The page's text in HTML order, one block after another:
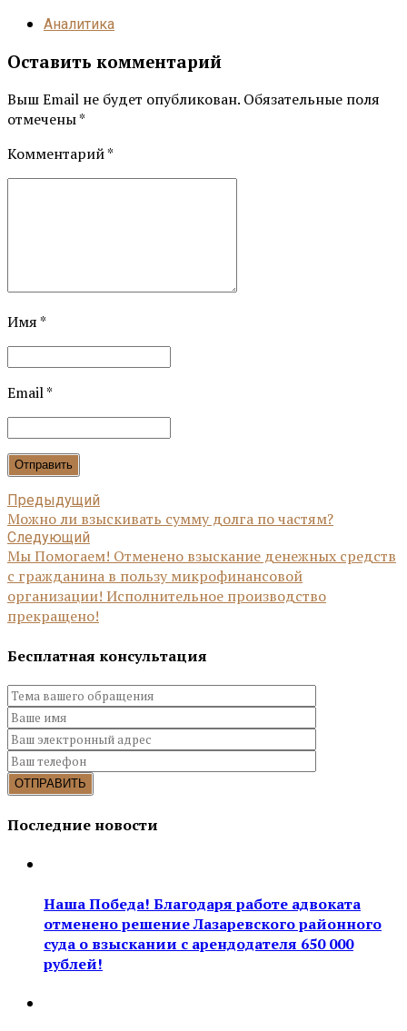
Аналитика
Оставить комментарий
Выш Email не будет опубликован. Обязательные поля
отмечены *
Комментарий*
Имя *
Email *
Отправить
Предыдущий
Можно ли взыскивать сумму долга по частям?
Следующий
Мы Помогаем! Отменено взыскание денежных средств
с гражданина в пользу микрофинансовой
организации! Исполнительное производство
прекращено!
Бесплатная консультация
Последние новости
Наша Победа! Благодаря работе адвоката
отменено решение Лазаревского районного
суда о взыскании с арендодателя 650 000
рублей!